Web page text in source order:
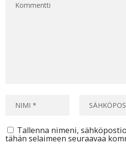
Tallenna nimeni,
tähän selaimeen seuraavaa